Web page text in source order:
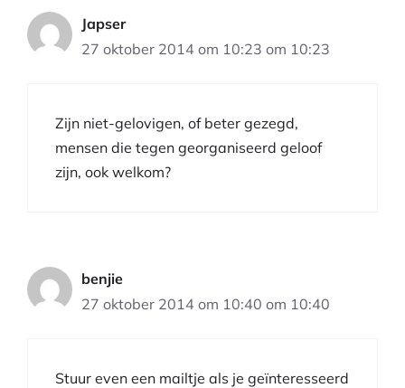
Japser
27 oktober 2014 om 10:23 om 10:23
Zijn niet-gelovigen, of beter gezegd,
mensen die tegen georganiseerd geloof
zijn, ook welkom?
benjie
27 oktober 2014 om 10:40 om 10:40
Stuur even een mailtje als je geïnteresseerd